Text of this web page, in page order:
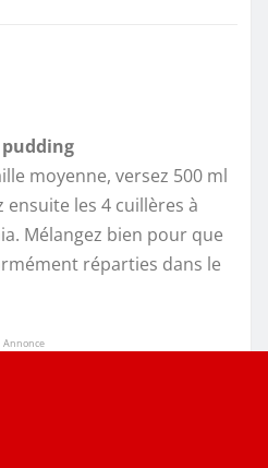
pudding
moyenne, versez 500 ml
ensuite les 4 cuillères à
Mélangez bien pour que
réparties dans le
Annonce